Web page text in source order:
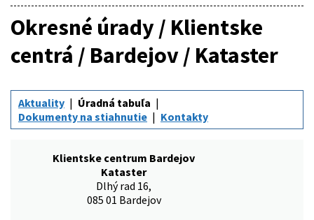
Okresné úrady / Klientske
centrá / Bardejov / Kataster
Aktuality
Úradná tabuľa
Dokumenty na stiahnutie
Kontakty
Klientske centrum Bardejov
Kataster
Dlhý rad 16,
085 01 Bardejov